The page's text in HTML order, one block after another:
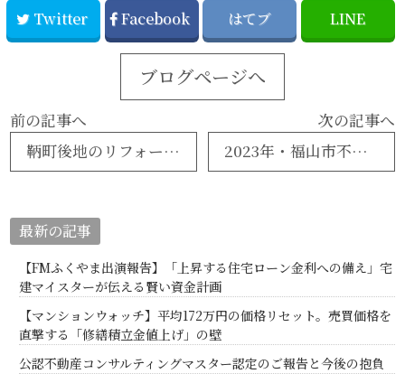
Twitter Facebook はてブ LINE
ブログページへ
前の記事へ
鞆町後地のリフォーム済み住宅・価格改定のお知らせ
次の記事へ
2023年・福山市不動産市況（中古マンション）
最新の記事
【FMふくやま出演報告】「上昇する住宅ローン金利への備え」宅
建マイスターが伝える賢い資金計画
【マンションウォッチ】平均172万円の価格リセット。売買価格を
直撃する「修繕積立金値上げ」の壁
公認不動産コンサルティングマスター認定のご報告と今後の抱負